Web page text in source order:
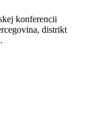
konferencii
distrikt